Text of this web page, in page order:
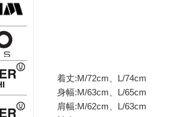
着丈:M/72cm、L/74cm
身幅:M/63cm、L/65cm
肩幅:M/62cm、L/63cm